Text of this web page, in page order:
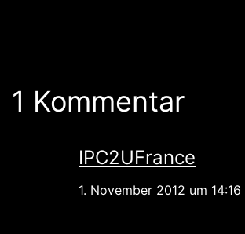
1 Kommentar
IPC2UFrance
1. November 2012 um 14:16